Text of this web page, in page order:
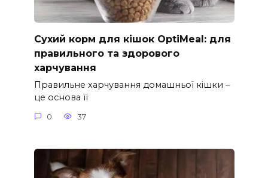
Сухий корм для кішок OptiMeal: для
правильного та здорового
харчування
Правильне харчування домашньої кішки –
це основа її
0 37